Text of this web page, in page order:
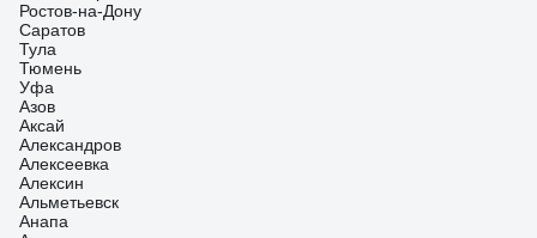
Ростов-на-Дону
Саратов
Тула
Тюмень
Уфа
Азов
Аксай
Александров
Алексеевка
Алексин
Альметьевск
Анапа